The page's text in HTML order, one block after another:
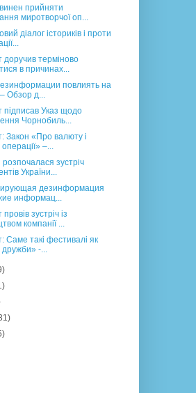
прийняти
миротворчої оп...
діалог істориків і проти
доручив терміново
в причинах...
повлиять на
Обзор д...
підписав Указ щодо
Чорнобиль...
Закон «Про валюту і
–...
розпочалася зустріч
України...
дезинформация
информац...
зустріч із
компанії ...
Саме такі фестивалі як
-...